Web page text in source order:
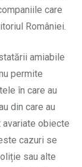
care
României.
amiabile
permite
în care au
din care au
obiecte
cazuri se
sau alte